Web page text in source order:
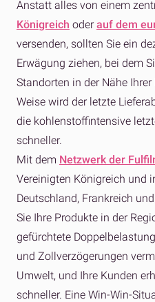
Anstatt alles von einem
Königreich oder auf dem
versenden, sollten Sie ein
Erwägung ziehen, bei dem
Standorten in der Nähe
Weise wird der letzte
die kohlenstoffintensive
schneller.
Mit dem Netzwerk der
Vereinigten Königreich und
Deutschland, Frankreich
Sie Ihre Produkte in der
gefürchtete
und Zollverzögerungen
Umwelt, und Ihre Kunden
schneller. Eine Win-Win-